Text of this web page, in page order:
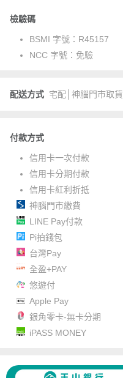
檢驗碼
BSMI 字號： R45157
NCC 字號： 免驗
配送方式 宅配│神腦門市取貨
付款方式
信用卡一次付款
信用卡分期付款
信用卡紅利折抵
神腦門市繳費
LINE Pay付款
Pi拍錢包
台灣Pay
全盈+PAY
悠遊付
Apple Pay
銀角零卡-無卡分期
iPASS MONEY